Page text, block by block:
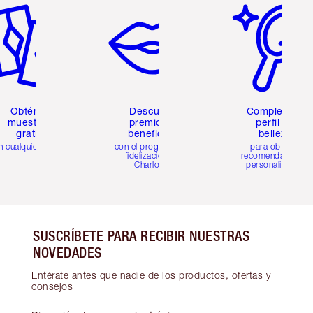
Obtén 2
muestras
gratis
cualquier pedido
Descubre
premios y
beneficios
con el programa de
fidelización de
Charlotte
Completa tu
perfil de
belleza
para obtener
recomendaciones
personalizadas
SUSCRÍBETE PARA RECIBIR NUESTRAS
NOVEDADES
Entérate antes que nadie de los productos, ofertas y
consejos